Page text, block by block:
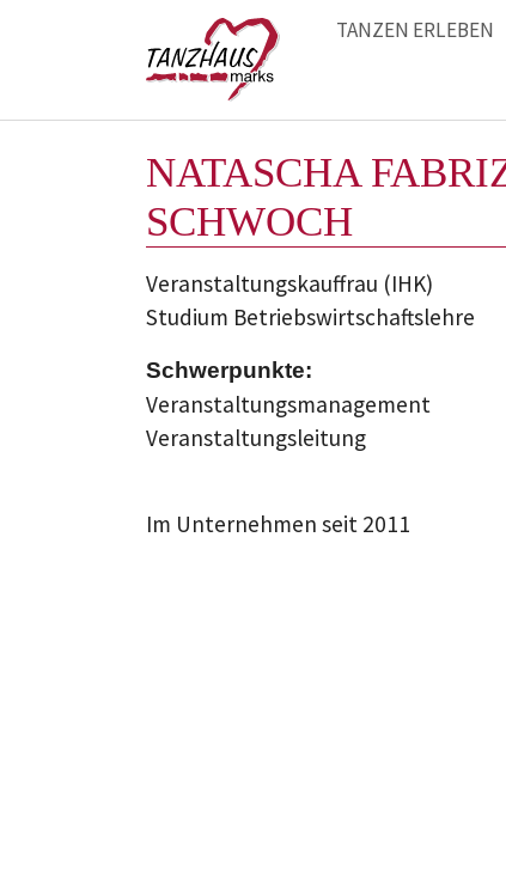
TANZEN ERLEBEN
NATASCHA
SCHWOCH
Veranstaltungskauffrau (IHK)
Studium Betriebswirtschaftslehre
Schwerpunkte:
Veranstaltungsmanagement
Veranstaltungsleitung
Im Unternehmen seit 2011